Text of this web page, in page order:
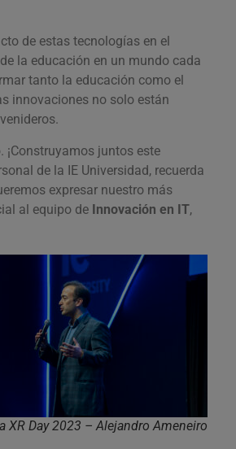
de estas tecnologías en el
la educación en un mundo cada
tanto la educación como el
innovaciones no solo están
juntos este
de la IE Universidad, recuerda
expresar nuestro más
al equipo de Innovación en IT,
XR Day 2023 – Alejandro Ameneiro